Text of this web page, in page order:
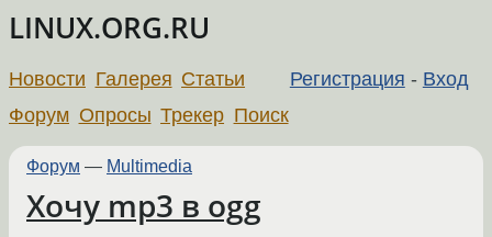
LINUX.ORG.RU
Регистрация - Вход
Новости Галерея Статьи
Форум Опросы Трекер Поиск
Форум — Multimedia
Хочу mp3 в ogg